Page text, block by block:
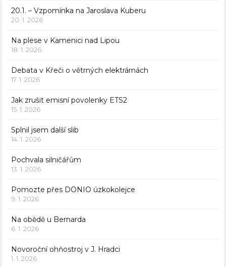
20.1. – Vzpomínka na Jaroslava Kuberu
20. 1. 2026
Na plese v Kamenici nad Lipou
18. 1. 2026
Debata v Křeči o větrných elektrárnách
17. 1. 2026
Jak zrušit emisní povolenky ETS2
15. 1. 2026
Splnil jsem další slib
14. 1. 2026
Pochvala silničářům
13. 1. 2026
Pomozte přes DONIO úzkokolejce
9. 1. 2026
Na obědě u Bernarda
6. 1. 2026
Novoroční ohňostroj v J. Hradci
1. 1. 2026